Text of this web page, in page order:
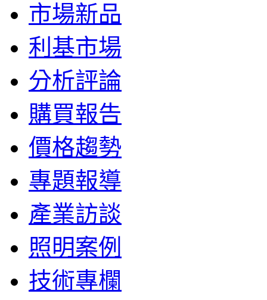
市場新品
利基市場
分析評論
購買報告
價格趨勢
專題報導
產業訪談
照明案例
技術專欄